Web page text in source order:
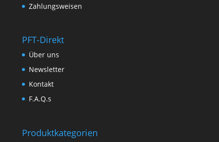
Zahlungsweisen
PFT-Direkt
Über uns
Newsletter
Kontakt
F.A.Q.s
Produktkategorien